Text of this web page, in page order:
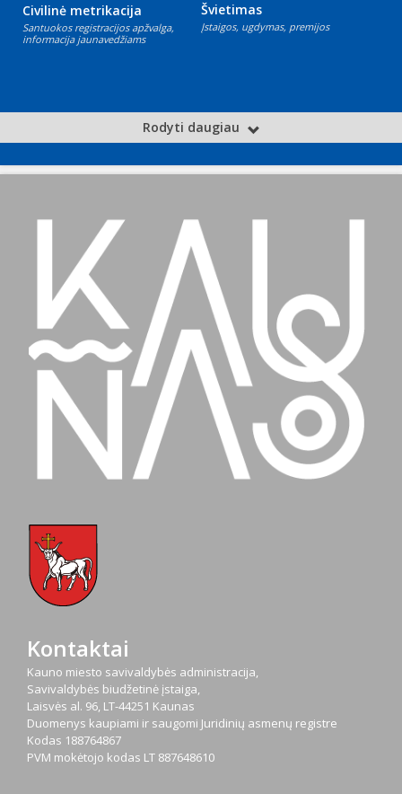
Civilinė metrikacija
Santuokos registracijos apžvalga,
informacija jaunavedžiams
Švietimas
Įstaigos, ugdymas, premijos
Rodyti daugiau
Kontaktai
Kauno miesto savivaldybės administracija,
Savivaldybės biudžetinė įstaiga,
Laisvės al. 96, LT-44251 Kaunas
Duomenys kaupiami ir saugomi Juridinių asmenų registre
Kodas 188764867
PVM mokėtojo kodas LT 887648610